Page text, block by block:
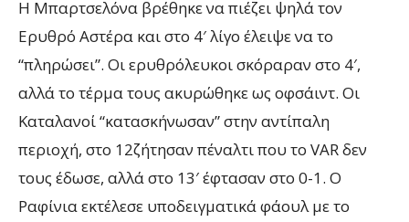
Η Μπαρτσελόνα βρέθηκε να πιέζει ψηλά τον
Ερυθρό Αστέρα και στο 4′ λίγο έλειψε να το
“πληρώσει”. Οι ερυθρόλευκοι σκόραραν στο 4′,
αλλά το τέρμα τους ακυρώθηκε ως οφσάιντ. Οι
Καταλανοί “κατασκήνωσαν” στην αντίπαλη
περιοχή, στο 12΄ζήτησαν πέναλτι που το VARδεν
τους έδωσε, αλλά στο 13′ έφτασαν στο 0-1. O
Ραφίνια εκτέλεσε υποδειγματικά φάουλ με το